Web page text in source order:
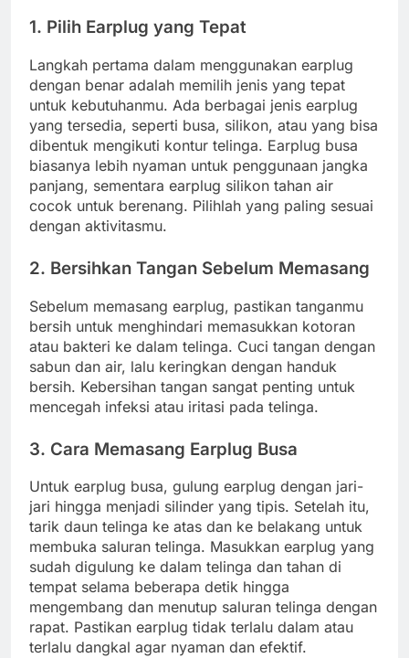
1. Pilih Earplug yang Tepat
Langkah pertama dalam menggunakan earplug
dengan benar adalah memilih jenis yang tepat
untuk kebutuhanmu. Ada berbagai jenis earplug
yang tersedia, seperti busa, silikon, atau yang bisa
dibentuk mengikuti kontur telinga. Earplug busa
biasanya lebih nyaman untuk penggunaan jangka
panjang, sementara earplug silikon tahan air
cocok untuk berenang. Pilihlah yang paling sesuai
dengan aktivitasmu.
2. Bersihkan Tangan Sebelum Memasang
Sebelum memasang earplug, pastikan tanganmu
bersih untuk menghindari memasukkan kotoran
atau bakteri ke dalam telinga. Cuci tangan dengan
sabun dan air, lalu keringkan dengan handuk
bersih. Kebersihan tangan sangat penting untuk
mencegah infeksi atau iritasi pada telinga.
3. Cara Memasang Earplug Busa
Untuk earplug busa, gulung earplug dengan jari-
jari hingga menjadi silinder yang tipis. Setelah itu,
tarik daun telinga ke atas dan ke belakang untuk
membuka saluran telinga. Masukkan earplug yang
sudah digulung ke dalam telinga dan tahan di
tempat selama beberapa detik hingga
mengembang dan menutup saluran telinga dengan
rapat. Pastikan earplug tidak terlalu dalam atau
terlalu dangkal agar nyaman dan efektif.